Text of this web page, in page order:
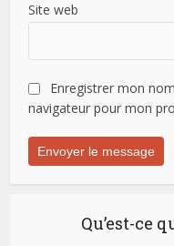
Site web
Enregistrer mon
navigateur pour mon
Qu’est-ce